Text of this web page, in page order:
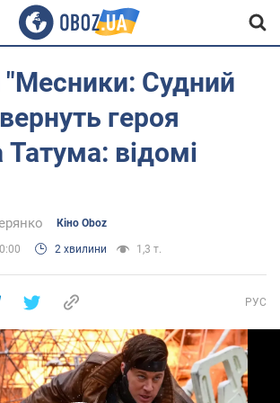
"Месники: Судний
героя
Татума: відомі
Кіно Oboz
2 хвилини 1,3 т.
РУС